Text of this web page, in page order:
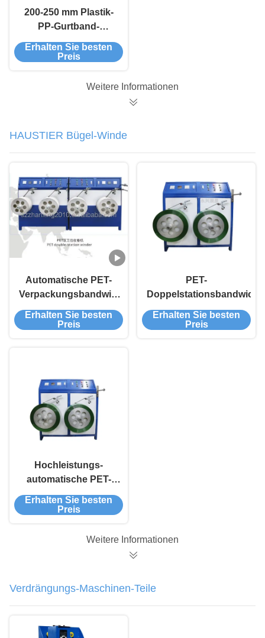
200-250 mm Plastik-
PP-Gurtband-
Wicklungsmaschine
Erhalten Sie besten
Preis
Weitere Informationen
HAUSTIER Bügel-Winde
Automatische PET-
Verpackungsbandwickler
mit Doppelstation
Erhalten Sie besten
Preis
PET-
Erhalten Sie besten
Preis
Hochleistungs-
automatische PET-
Strap-Band-
Wicklungsmaschine
Erhalten Sie besten
Preis
Weitere Informationen
Verdrängungs-Maschinen-Teile